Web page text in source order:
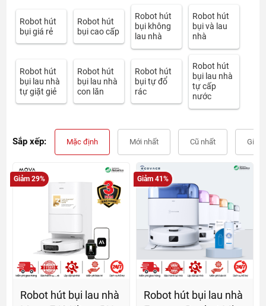
Robot hút
bụi giá rẻ
Robot hút
bụi cao cấp
Robot hút
bụi không
lau nhà
Robot hút
bụi và lau
nhà
Robot hút
bụi lau nhà
tự giặt giẻ
Robot hút
bụi lau nhà
con lăn
Robot hút
bụi tự đổ
rác
Robot hút
bụi lau nhà
tự cấp
nước
Sắp xếp: Mặc định Mới nhất Cũ nhất Giá
Giảm 29%
Robot hút bụi lau nhà
Giảm 41%
Robot hút bụi lau nhà